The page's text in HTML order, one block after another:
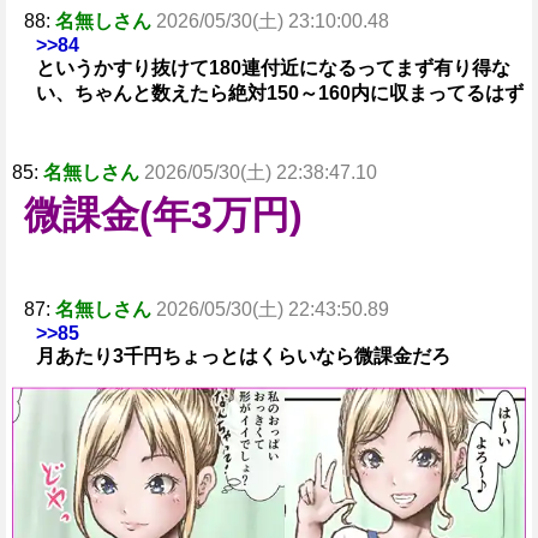
88: 名無しさん 2026/05/30(土) 23:10:00.48
>>84
というかすり抜けて180連付近になるってまず有り得な
い、ちゃんと数えたら絶対150～160内に収まってるはず
85: 名無しさん 2026/05/30(土) 22:38:47.10
微課金(年3万円)
87: 名無しさん 2026/05/30(土) 22:43:50.89
>>85
月あたり3千円ちょっとはくらいなら微課金だろ